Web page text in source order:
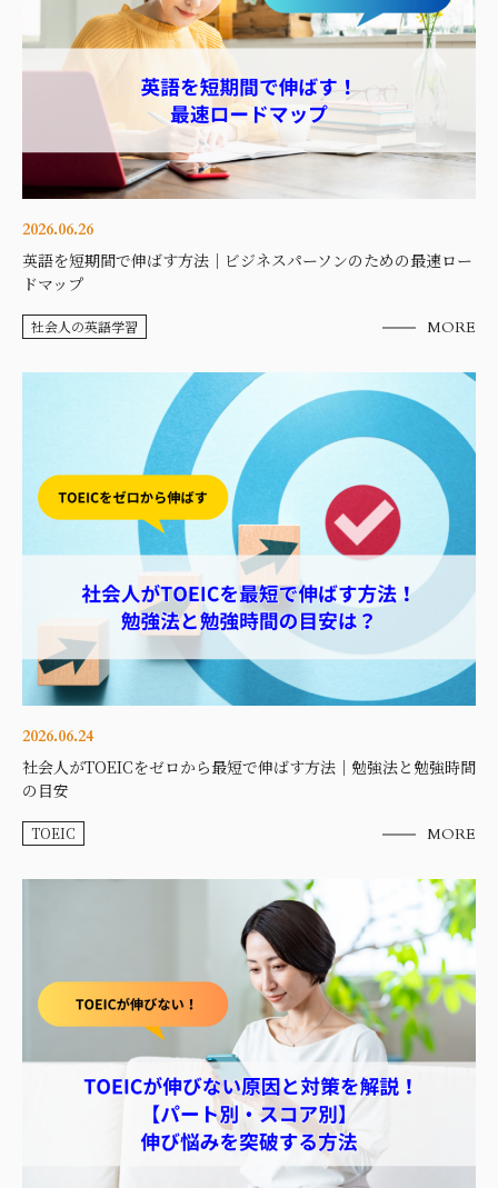
2026.06.26
英語を短期間で伸ばす方法｜ビジネスパーソンのための最速ロー
ドマップ
社会人の英語学習 MORE
2026.06.24
社会人がTOEICをゼロから最短で伸ばす方法｜勉強法と勉強時間
の目安
TOEIC MORE